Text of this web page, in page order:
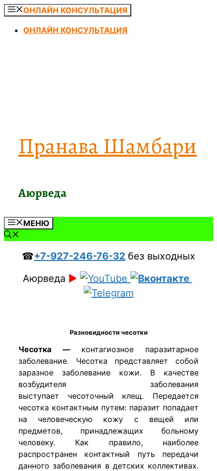
Перейти
содержимому
ОНЛАЙН КОНСУЛЬТАЦИЯ
ОНЛАЙН КОНСУЛЬТАЦИЯ
Пранава Шамбари
Аюрведа
МЕНЮ
☎+7-927-246-76-32 без выходных
Аюрведа ►
Разновидности чесотки
Чесотка —контагиозное паразитарное
заболевание. Чесотка представляет собой
заразное заболевание кожи. В качестве
возбудителя заболевания
выступает чесоточный клещ. Передается
чесотка контактным путем: паразит попадает
на человеческую кожу с вещей или
предметов, принадлежащих больному
человеку. Как правило, наиболее
распространен контактный путь передачи
данного заболевания в детских коллективах.